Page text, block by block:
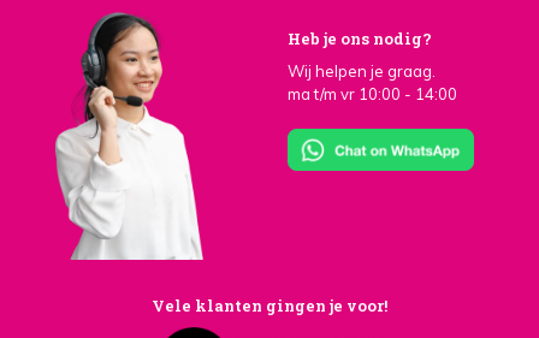
Heb je ons nodig?
Wij helpen je graag.
ma t/m vr 10:00 - 14:00
Vele klanten gingen je voor!